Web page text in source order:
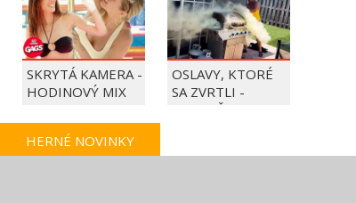
SKRYTÁ KAMERA -
HODINOVÝ MIX
OSLAVY, KTORÉ
SA ZVRTLI -
NAJLEPŠIE
HERNÉ NOVINKY